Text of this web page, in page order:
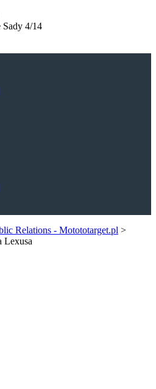
4/14
Relations - Motototarget.pl >
Lexusa